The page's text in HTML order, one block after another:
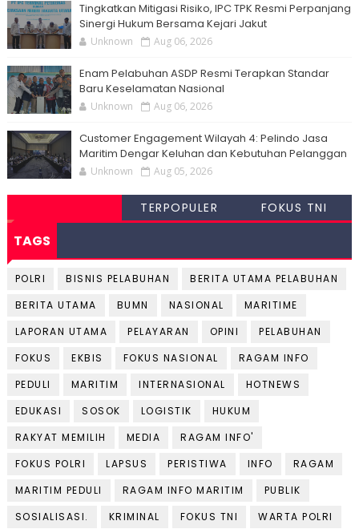
Tingkatkan Mitigasi Risiko, IPC TPK Resmi Perpanjang
Sinergi Hukum Bersama Kejari Jakut
Unknown Aug 06, 2026
Enam Pelabuhan ASDP Resmi Terapkan Standar
Baru Keselamatan Nasional
Unknown Aug 06, 2026
Customer Engagement Wilayah 4: Pelindo Jasa
Maritim Dengar Keluhan dan Kebutuhan Pelanggan
Unknown Aug 05, 2026
TERPOPULER FOKUS TNI
TAGS
POLRI BISNIS PELABUHAN
BERITA UTAMA PELABUHAN
BERITA UTAMA
BUMN NASIONAL
MARITIME
LAPORAN UTAMA
PELAYARAN OPINI
PELABUHAN
FOKUS
EKBIS FOKUS NASIONAL
RAGAM INFO
PEDULI
MARITIM INTERNASIONAL
HOTNEWS
EDUKASI
SOSOK LOGISTIK
HUKUM
RAKYAT MEMILIH
MEDIA
RAGAM INFO'
FOKUS POLRI
LAPSUS PERISTIWA INFO
RAGAM
MARITIM PEDULI
RAGAM INFO MARITIM
PUBLIK
SOSIALISASI.
KRIMINAL FOKUS TNI
WARTA POLRI